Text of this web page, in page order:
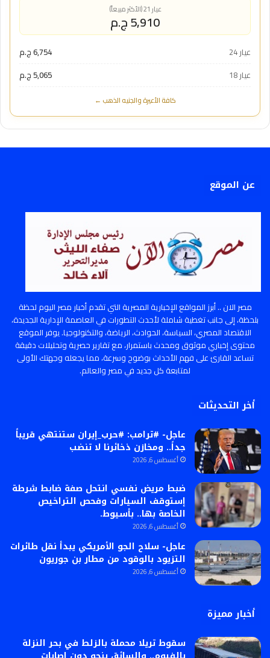
عيار 21 (الأكثر مبيعاً)
5,910 ج.م
عيار 24
6,754 ج.م
عيار 18
5,065 ج.م
كافة الأعيرة والجنيه الذهب ←
عن الموقع
مصر الان .. أبرز المواقع الإخبارية المصرية التي تقدم أخبار مصر اليوم لحظة
بلحظة، إلى جانب تغطية شاملة لأحدث التطورات في العاصمة الإدارية الجديدة،
الاقتصاد المصري، السياسة، الحوادث، الرياضة، والتكنولوجيا. يوفر الموقع
محتوى إخباري موثوق ومحدث باستمرار، مع تقارير حصرية وتحليلات دقيقة
تساعد القارئ على فهم الأحداث بوضوح وسرعة، مما يجعله وجهتك الأولى
لمتابعة كل جديد في مصر والعالم.
أخر التحديثات
عاجل- #ترامب: #حرب_إيران ستنتهي قريباً
جداً.. ومخازن ذخائرنا لا تنضب
أغسطس 6, 2026
ضبط مريض نفسي انتحل صفة ضابط شرطة
إستوقف السيارات وفحص التراخيص
الخاصة بها.. بأسيوط.
أغسطس 6, 2026
عاجل- سلاح الجو الأمريكي يبدأ نقل طائرات
التزيود بالوقود من مطار بن جوريون
أغسطس 6, 2026
أخبار مميزة
سقوط تريلا محملة بالزلط في بحر النزلة